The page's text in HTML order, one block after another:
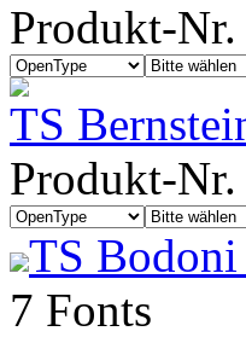
Produkt-
TS
Produkt-
TS
7 Fonts